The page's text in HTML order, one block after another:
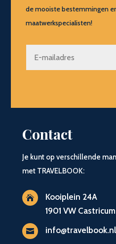
de mooiste bestemmingen
maatwerkspecialisten!
Contact
Je kunt op verschillende
met TRAVELBOOK:

Kooiplein 24A
1901 VW Castricum
 info@travelbook.nl